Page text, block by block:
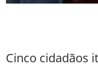
Cinco cidadãos